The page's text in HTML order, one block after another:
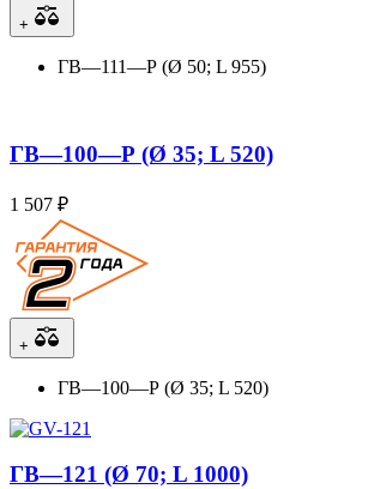
+
ГВ—111—Р (Ø 50; L 955)
ГВ—100—Р (Ø 35; L 520)
1 507 ₽
+
ГВ—100—Р (Ø 35; L 520)
ГВ—121 (Ø 70; L 1000)